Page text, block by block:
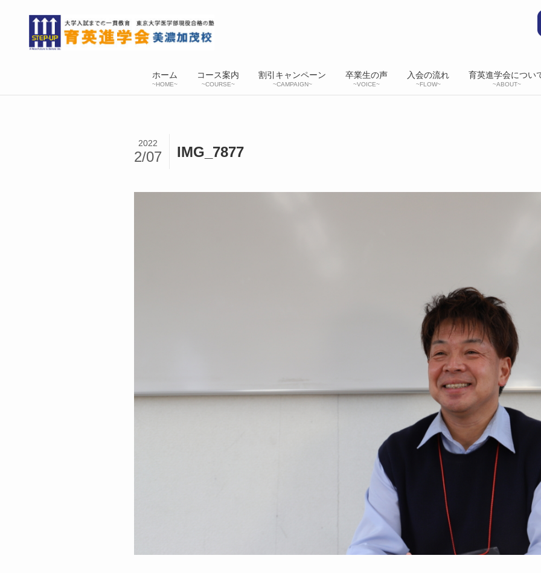
ホーム
~HOME~
コース案内
~COURSE~
割引キャンペーン
~CAMPAIGN~
卒業生の声
~VOICE~
入会の流れ
~FLOW~
育英進学会につい
~ABOUT~
IMG_7877
2022
2/07